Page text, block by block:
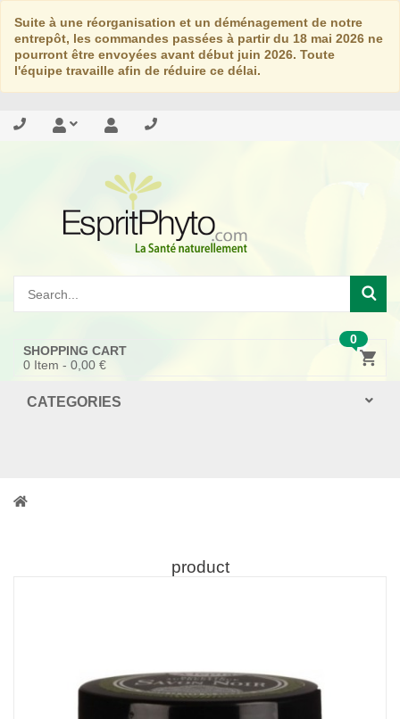
Suite à une réorganisation et un déménagement de notre
entrepôt, les commandes passées à partir du 18 mai 2026 ne
pourront être envoyées avant début juin 2026. Toute
l'équipe travaille afin de réduire ce délai.
0
SHOPPING CART
0 Item - 0,00 €
CATEGORIES
product